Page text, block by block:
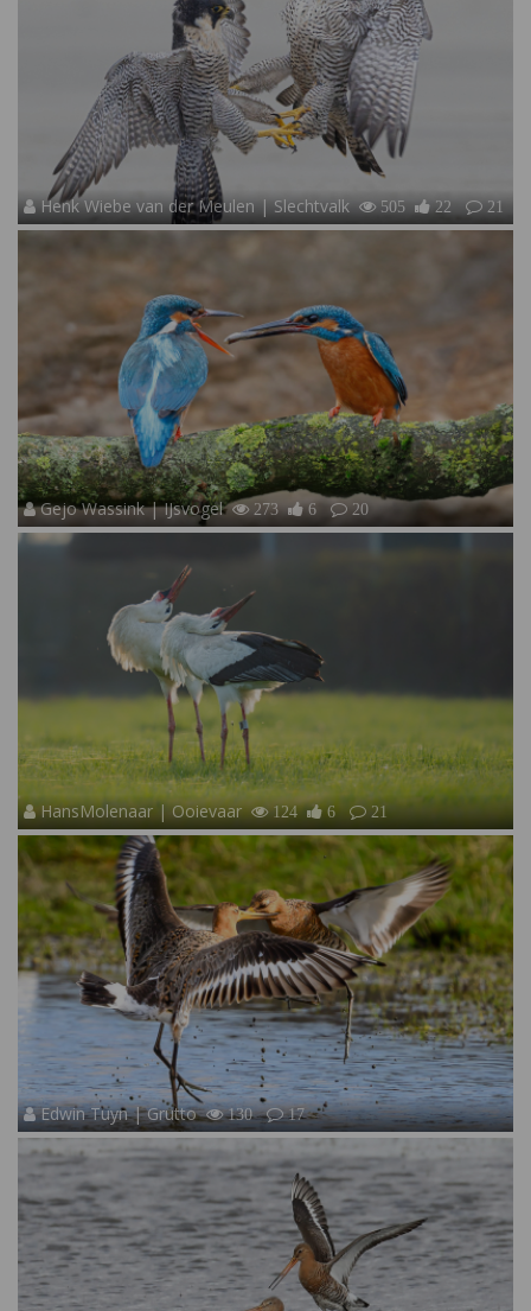
Henk Wiebe van der Meulen | Slechtvalk 505 22 21
Gejo Wassink | IJsvogel 273 6 20
HansMolenaar | Ooievaar 124 6 21
Edwin Tuyn | Grutto 130 17